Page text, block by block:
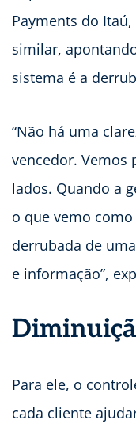
Payments do
similar,
sistema é a
“Não há uma
vencedor. Vemos
lados. Quando a
o que vemo
derrubada de
e informação”,
Para ele, o
cada cliente